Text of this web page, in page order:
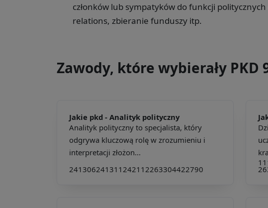
członków lub sympatyków do funkcji
relations, zbieranie funduszy itp.
Zawody, które wybierały PKD
Jakie pkd - Analityk polityczny
Analityk polityczny to specjalista, który
odgrywa kluczową rolę w zrozumieniu i
interpretacji złożon...
241306241311 242112263304422790